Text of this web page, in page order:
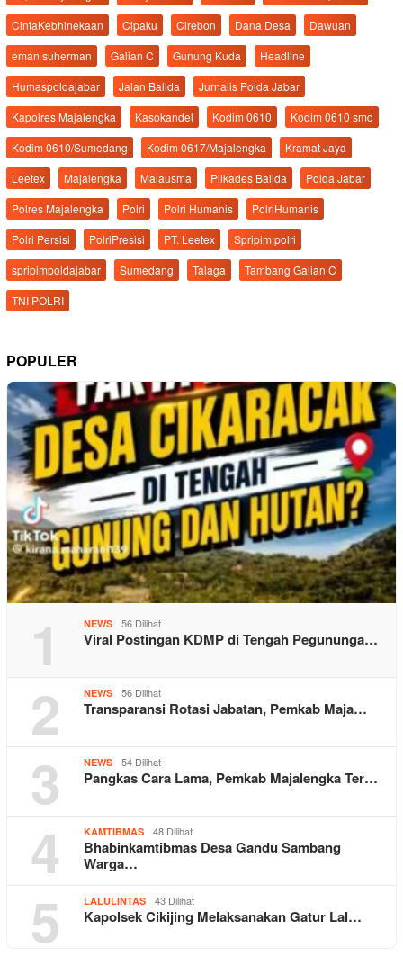
CintaKebhinekaan
Cipaku Cirebon Dana Desa
Dawuan
eman suherman
Galian C Gunung Kuda
Headline
Humaspoldajabar
Jalan Balida
Jurnalis Polda Jabar
Kapolres Majalengka
Kasokandel Kodim 0610
Kodim 0610 smd
Kodim 0610/Sumedang
Kodim 0617/Majalengka
Kramat Jaya
Leetex
Majalengka Malausma Pilkades Balida
Polda Jabar
Polres Majalengka
Polri Polri Humanis
PolriHumanis
Polri Persisi
PolriPresisi PT. Leetex
Spripim.polri
spripimpoldajabar
Sumedang Talaga
Tambang Galian C
TNI POLRI
POPULER
1 NEWS 56 Dilihat
Viral Postingan KDMP di Tengah Pegununga…
2 NEWS 56 Dilihat
Transparansi Rotasi Jabatan, Pemkab Maja…
3 NEWS 54 Dilihat
Pangkas Cara Lama, Pemkab Majalengka Ter…
4 KAMTIBMAS 48 Dilihat
Bhabinkamtibmas Desa Gandu Sambang
Warga…
5 LALULINTAS 43 Dilihat
Kapolsek Cikijing Melaksanakan Gatur Lal…